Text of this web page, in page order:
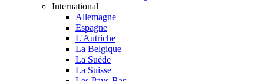
International
Allemagne
Espagne
L'Autriche
La Belgique
La Suède
La Suisse